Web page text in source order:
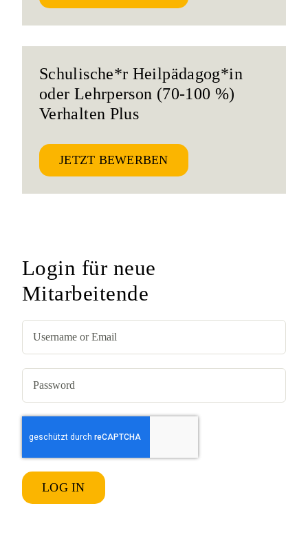
Schulische*r Heilpädagog*in
oder Lehrperson (70-100 %)
Verhalten Plus
JETZT BEWERBEN
Login für neue
Mitarbeitende
LOG IN